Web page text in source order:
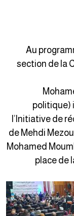
Au
section de la
politique)
l’Initiative de
de Mehdi
Mohamed
place de